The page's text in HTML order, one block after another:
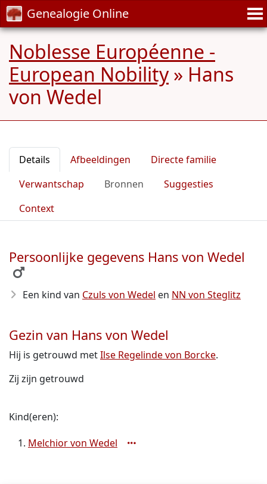
Genealogie Online
Noblesse Européenne -
European Nobility» Hans
von Wedel
Details Afbeeldingen
Directe familie
Verwantschap
Bronnen
Suggesties
Context
Persoonlijke gegevens Hans von Wedel
Een kind van Czuls von Wedel en NN von Steglitz
Gezin van Hans von Wedel
Hij is getrouwd metIlse Regelinde von Borcke.
Zij zijn getrouwd
Kind(eren):
Melchior von Wedel